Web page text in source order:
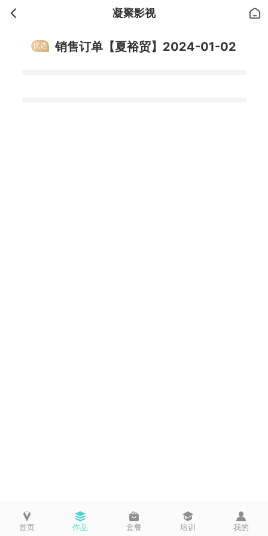
凝聚影视
优选 销售订单【夏裕贸】2024-01-02
首页 作品 套餐 培训 我的